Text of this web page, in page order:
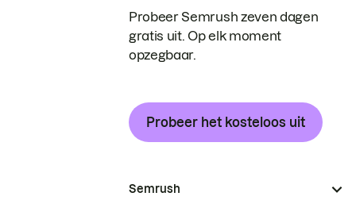
Probeer Semrush zeven dagen
gratis uit. Op elk moment
opzegbaar.
Probeer het kosteloos uit
Semrush